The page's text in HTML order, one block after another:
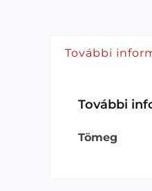
További
További
Tömeg